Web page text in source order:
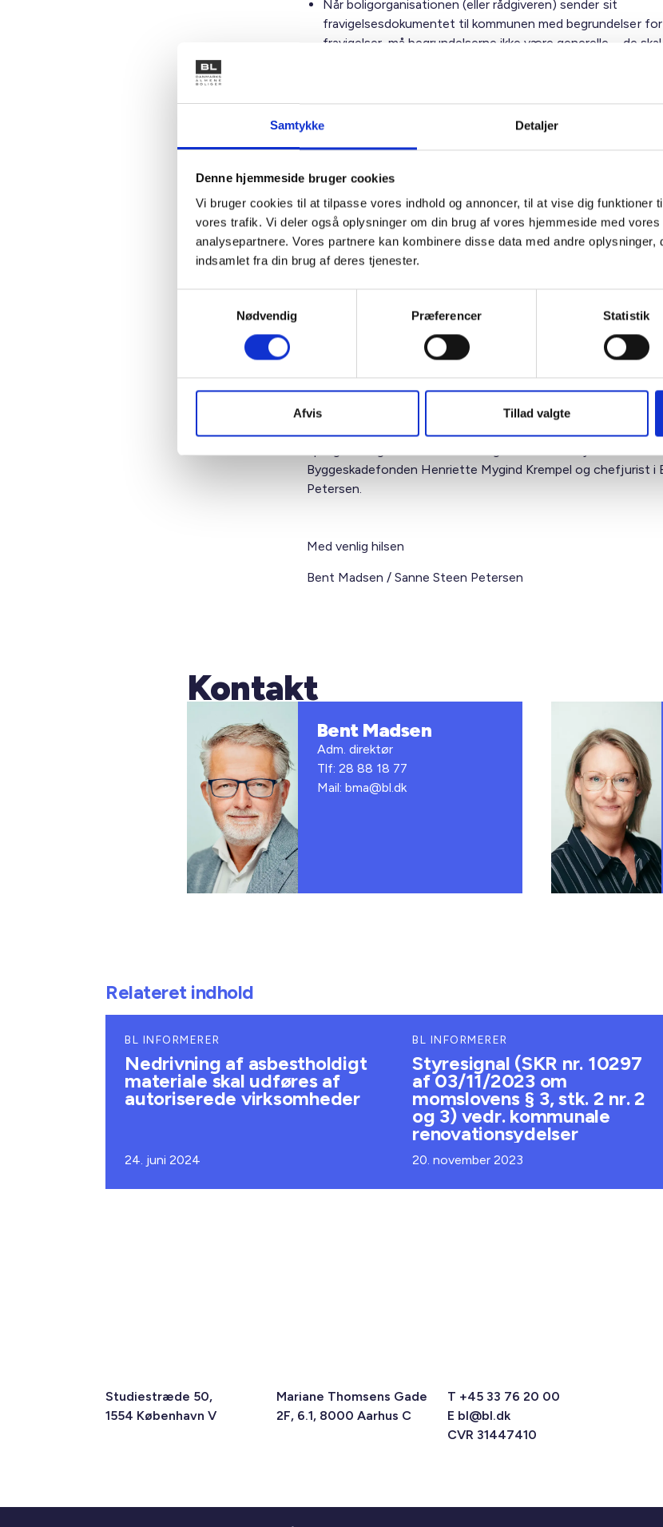
Samtykke Detaljer
Denne hjemmeside bruger cookies
Vi bruger cookies til at tilpasse vores indhold og annoncer, til at vise dig funktioner
vores trafik. Vi deler også oplysninger om din brug af vores hjemmeside med
analysepartnere. Vores partnere kan kombinere disse data med andre oplysninger,
indsamlet fra din brug af deres tjenester.
Nødvendig
Præferencer Statistik
Afvis Tillad valgte
Når boligorganisationen (eller rådgiveren) sender sit
fravigelsesdokumentet til kommunen med begrundelser
fravigelser, må begrundelserne ikke være generelle – de
I det omfang boligorganisationerne udbyder projektet på
entreprisekontrakt og/eller en byggesagsbeskrivelse
fravigelser, uden at disse er kommet eller kommer til
Ved anvendelse af den delegerede bygherremodel skal
(tilsagnsmodtageren) sikrer sig, at den delegerede bygherre
part) i sine aftaler med entreprenører og rådgivere lægger
grund uden afvigelser i overensstemmelse med
30, stk. 2, jf. støttebekendtgørelsens § 24.
Der henvises i øvrigt tilBL’s hjemmeside
for nærmere
dokumenterne, herunder ABR Forenklet og AB Forenklet
betænkning, der omfatter udvalgets generelle overvejelser,
dokumenter samt specielle bemærkninger til de enkelte
Byggeskadefonden Henriette Mygind Krempel og chefjurist i
Petersen.
Med venlig hilsen
Bent Madsen / Sanne Steen Petersen
Kontakt
Bent Madsen
Adm. direktør
Tlf: 28 88 18 77
Mail: bma@bl.dk
Relateret indhold
BL INFORMERER
Nedrivning af asbestholdigt
materiale skal udføres af
autoriserede virksomheder
24. juni 2024
BL INFORMERER
Styresignal (SKR nr. 10297
af 03/11/2023 om
momslovens § 3, stk. 2 nr. 2
og 3) vedr. kommunale
renovationsydelser
20. november 2023
Studiestræde 50,
1554 København V
Mariane Thomsens Gade
2F, 6.1, 8000 Aarhus C
T +45 33 76 20 00
E bl@bl.dk
CVR 31447410